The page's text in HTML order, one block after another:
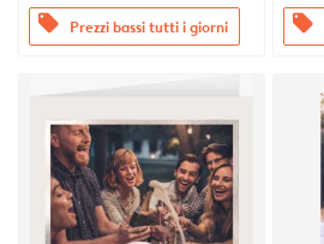
offers Prezzi bassi tutti i giorni offers